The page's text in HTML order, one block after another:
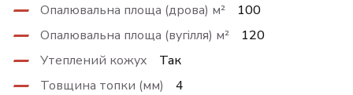
Опалювальна площа (дрова) м²
100
Опалювальна площа (вугілля) м²
120
Утеплений кожух
Так
Товщина топки (мм)
4